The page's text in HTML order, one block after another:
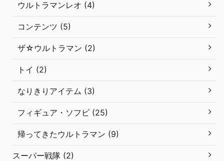
ウルトラマンレオ (4)
コンテンツ (5)
ザ☆ウルトラマン (2)
トイ (2)
なりきりアイテム (3)
フィギュア・ソフビ (25)
帰ってきたウルトラマン (9)
スーパー戦隊 (2)